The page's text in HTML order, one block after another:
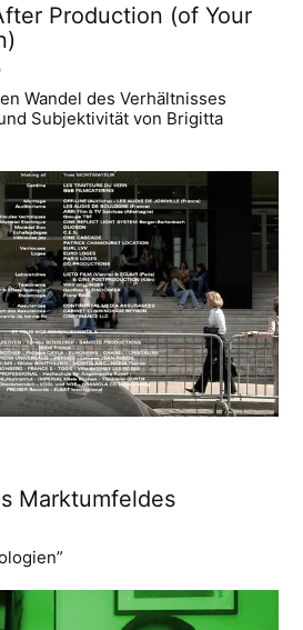
Production (of Your
Wandel des Verhältnisses
Subjektivität von Brigitta
Marktumfeldes